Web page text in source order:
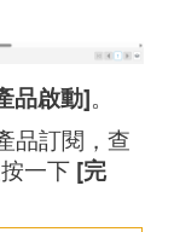
品啟動]。
品訂閱，查
一下 [完